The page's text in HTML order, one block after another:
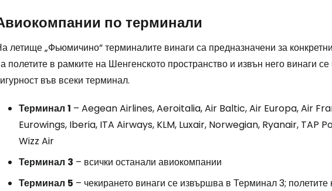
по терминали
летище „Фьюмичино“ терминалите винаги са предназначени за
полетите в рамките на Шенгенското пространство и извън него винаги
във всеки терминал.
Терминал 1 – Aegean Airlines, Aeroitalia, Air Baltic, Air Europa, Air
Eurowings, Iberia, ITA Airways, KLM, Luxair, Norwegian, Ryanair, TAP
Wizz Air
Терминал 3 – всички останали авиокомпании
Терминал 5 – чекирането винаги се извършва в Терминал 3;